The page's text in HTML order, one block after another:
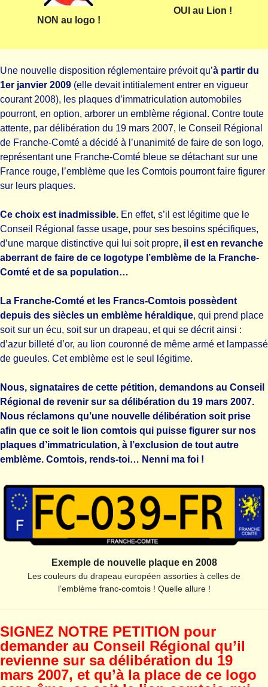
NON au logo !
OUI au Lion !
Une nouvelle disposition réglementaire prévoit qu’à partir du
1er janvier 2009 (elle devait intitialement entrer en vigueur
courant 2008), les plaques d’immatriculation automobiles
pourront, en option, arborer un emblème régional. Contre toute
attente, par délibération du 19 mars 2007, le Conseil Régional
de Franche-Comté a décidé à l’unanimité de faire de son logo,
représentant une Franche-Comté bleue se détachant sur une
France rouge, l’emblème que les Comtois pourront faire figurer
sur leurs plaques.
Ce choix est inadmissible. En effet, s’il est légitime que le
Conseil Régional fasse usage, pour ses besoins spécifiques,
d’une marque distinctive qui lui soit propre, il est en revanche
aberrant de faire de ce logotype l’emblème de la Franche-
Comté et de sa population…
La Franche-Comté et les Francs-Comtois possèdent
depuis des siècles un emblème héraldique, qui prend place
soit sur un écu, soit sur un drapeau, et qui se décrit ainsi :
d’azur billeté d’or, au lion couronné de même armé et lampassé
de gueules. Cet emblème est le seul légitime.
Nous, signataires de cette pétition, demandons au Conseil
Régional de revenir sur sa délibération du 19 mars 2007.
Nous réclamons qu’une nouvelle délibération soit prise
afin que ce soit le lion comtois qui puisse figurer sur nos
plaques d’immatriculation, à l’exclusion de tout autre
emblème. Comtois, rends-toi… Nenni ma foi !
Exemple de nouvelle plaque en 2008
Les couleurs du drapeau européen assorties à celles de
l’emblème franc-comtois ! Quelle allure !
SIGNEZ NOTRE PETITION pour
demander au Conseil Régional qu’il
revienne sur sa délibération du 19
mars 2007, et qu’à la place de ce logo